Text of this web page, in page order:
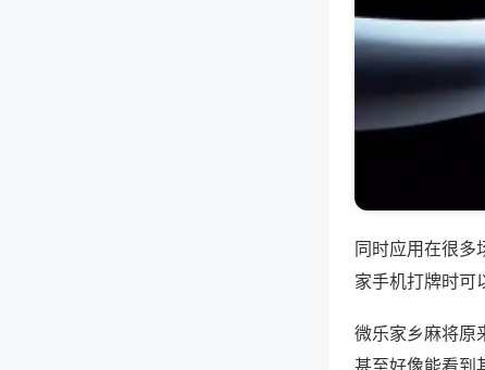
同时应用在很多
家手机打牌时可
微乐家乡麻将原
甚至好像能看到